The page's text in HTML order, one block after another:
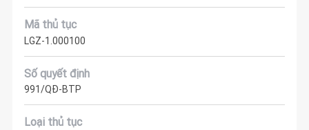
Mã thủ tục
LGZ-1.000100
Số quyết định
991/QĐ-BTP
Loại thủ tục